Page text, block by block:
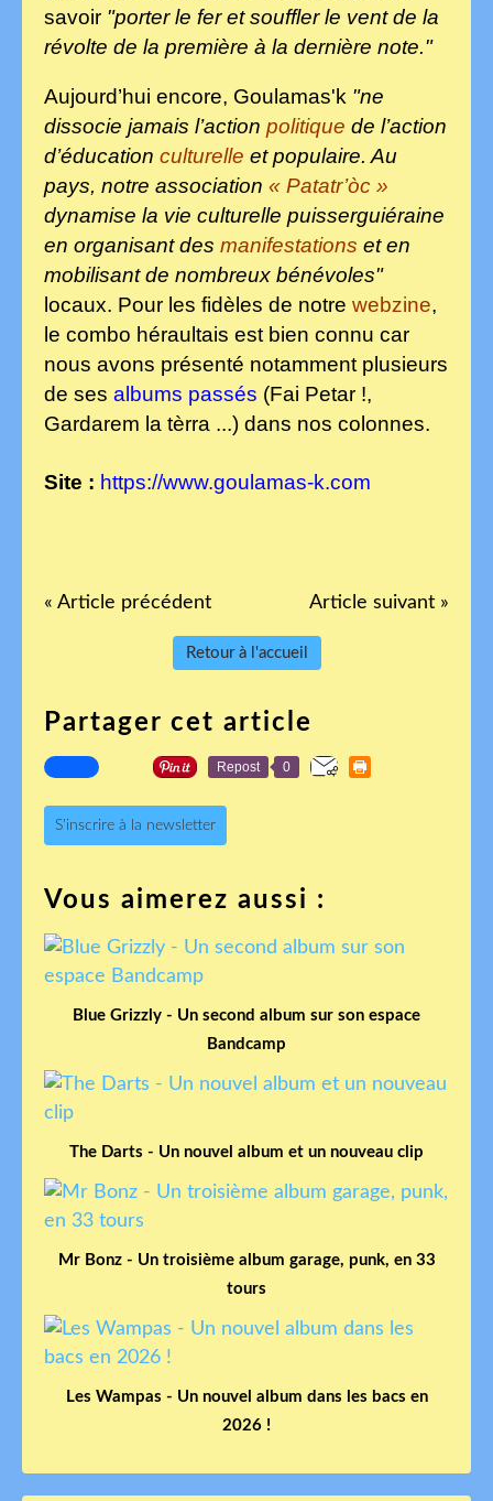
savoir "porter le fer et souffler le vent de la
révolte de la première à la dernière note."
Aujourd’hui encore, Goulamas'k "ne
dissocie jamais l’action politique de l’action
d’éducation culturelle et populaire. Au
pays, notre association « Patatr’òc »
dynamise la vie culturelle puisserguiéraine
en organisant des manifestations et en
mobilisant de nombreux bénévoles"
locaux. Pour les fidèles de notre webzine,
le combo héraultais est bien connu car
nous avons présenté notamment plusieurs
de ses albums passés (Fai Petar !,
Gardarem la tèrra ...) dans nos colonnes.
Site : https://www.goulamas-k.com
« Article précédent Article suivant »
Retour à l'accueil
Partager cet article
Repost 0
S'inscrire à la newsletter
Vous aimerez aussi :
Blue Grizzly - Un second album sur son espace
Bandcamp
The Darts - Un nouvel album et un nouveau clip
Mr Bonz - Un troisième album garage, punk, en 33
tours
Les Wampas - Un nouvel album dans les bacs en
2026 !